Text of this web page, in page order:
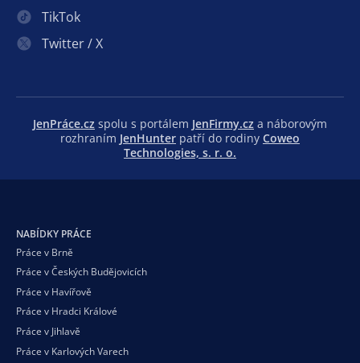
TikTok
Twitter / X
JenPráce.cz spolu s portálem JenFirmy.cz a náborovým
rozhraním JenHunter patří do rodiny Coweo
Technologies, s. r. o.
NABÍDKY PRÁCE
Práce v Brně
Práce v Českých Budějovicích
Práce v Havířově
Práce v Hradci Králové
Práce v Jihlavě
Práce v Karlových Varech